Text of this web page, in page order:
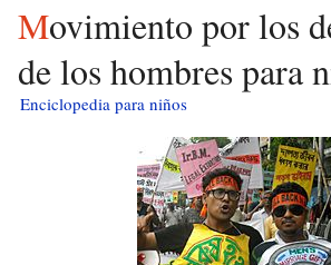
Movimiento por los derechos
de los hombres para
Enciclopedia para niños